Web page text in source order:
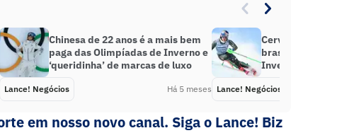
Chinesa de 22 anos é a mais bem
paga das Olimpíadas de Inverno e
‘queridinha’ de marcas de luxo
Lance! Negócios Há 5 meses
Cerveja apresenta
brasileiro durante
Inverno
Lance! Negócios
em nosso novo canal. Siga o Lance! Biz